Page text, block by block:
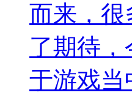
而来，很
了期待
于游戏当